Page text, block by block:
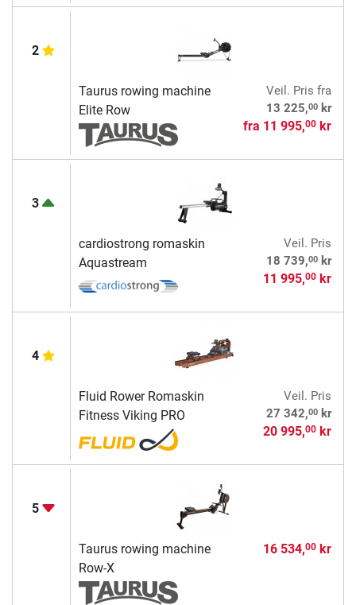
2
Taurus rowing machine
Elite Row
Veil. Pris fra
13 225,00kr
fra 11 995,00kr
3
cardiostrong romaskin
Aquastream
Veil. Pris
18 739,00kr
11 995,00kr
4
Fluid Rower Romaskin
Fitness Viking PRO
Veil. Pris
27 342,00kr
20 995,00kr
5
Taurus rowing machine
Row-X
16 534,00kr